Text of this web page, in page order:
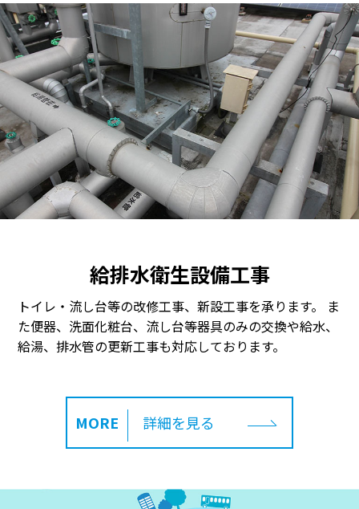
給排水衛生設備工事
トイレ・流し台等の改修工事、新設工事を承ります。
ま
た便器、洗面化粧台、流し台等器具のみの交換や給水、
給湯、排水管の更新工事も対応しております。
MORE 詳細を見る